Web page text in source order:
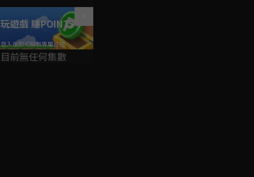
玩遊戲 賺POINTS！
目前無任何集數